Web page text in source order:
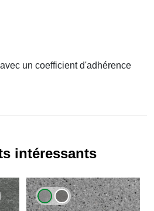
un coefficient d'adhérence
intéressants